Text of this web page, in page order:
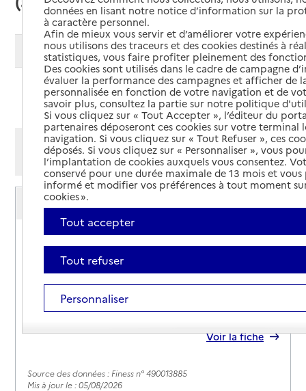
Modifier ma recherche
Ajouter cette recherche aux favoris
Afficher les résultats par:
Mode liste
Mode carte
Service autonomie à domicile (aide)
ADMR
Adresse
110 rue des Prés
49400-Saumur
02 41 52 99 65
Contact
Rapport HAS
Voir la fiche
Source des données : Finess n° 490013885
Mis à jour le : 05/08/2026
données en lisant notre notice d’information sur la
à caractère personnel.
Afin de mieux vous servir et d’améliorer votre
nous utilisons des traceurs et des cookies destinés à
statistiques, vous faire profiter pleinement des
Des cookies sont utilisés dans le cadre de campagne
évaluer la performance des campagnes et afficher de
personnalisée en fonction de votre navigation et de
savoir plus, consultez la partie sur notre politique
Si vous cliquez sur « Tout Accepter », l’éditeur du
partenaires déposeront ces cookies sur votre terminal
navigation. Si vous cliquez sur « Tout Refuser », ces
déposés. Si vous cliquez sur « Personnaliser », vous
l’implantation de cookies auxquels vous consentez.
conservé pour une durée maximale de 13 mois et
informé et modifier vos préférences à tout moment
cookies ».
Tout accepter
Tout refuser
Personnaliser